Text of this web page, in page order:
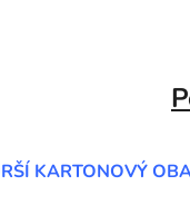
KARTONOVÝ